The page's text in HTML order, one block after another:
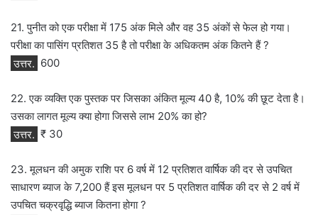
21. पुनीत को एक परीक्षा में 175 अंक मिले और वह 35 अंकों से फेल हो गया।
परीक्षा का पासिंग प्रतिशत 35 है तो परीक्षा के अधिकतम अंक कितने हैं ?
उत्तर. 600
22. एक व्यक्ति एक पुस्तक पर जिसका अंकित मूल्य 40 है, 10% की छूट देता है।
उसका लागत मूल्य क्या होगा जिससे लाभ 20% का हो?
उत्तर. ₹ 30
23. मूलधन की अमुक राशि पर 6 वर्ष में 12 प्रतिशत वार्षिक की दर से उपचित
साधारण ब्याज के 7,200 हैं इस मूलधन पर 5 प्रतिशत वार्षिक की दर से 2 वर्ष में
उपचित चक्रवृद्धि ब्याज कितना होगा ?